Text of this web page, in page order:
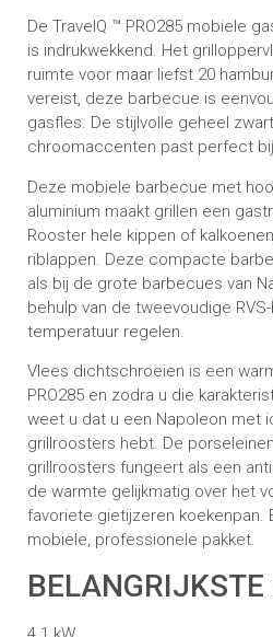
De TravelQ ™ PRO285 mobiele
is indrukwekkend. Het
ruimte voor maar liefst 20
vereist, deze barbecue is
gasfles. De stijlvolle geheel
chroomaccenten past perfect
Deze mobiele barbecue met
aluminium maakt grillen een
Rooster hele kippen of
riblappen. Deze compacte
als bij de grote barbecues van
behulp van de tweevoudige
temperatuur regelen.
Vlees dichtschroeien is een
PRO285 en zodra u die
weet u dat u een Napoleon met
grillroosters hebt. De
grillroosters fungeert als een
de warmte gelijkmatig over het
favoriete gietijzeren koekenpan.
mobiele, professionele pakket.